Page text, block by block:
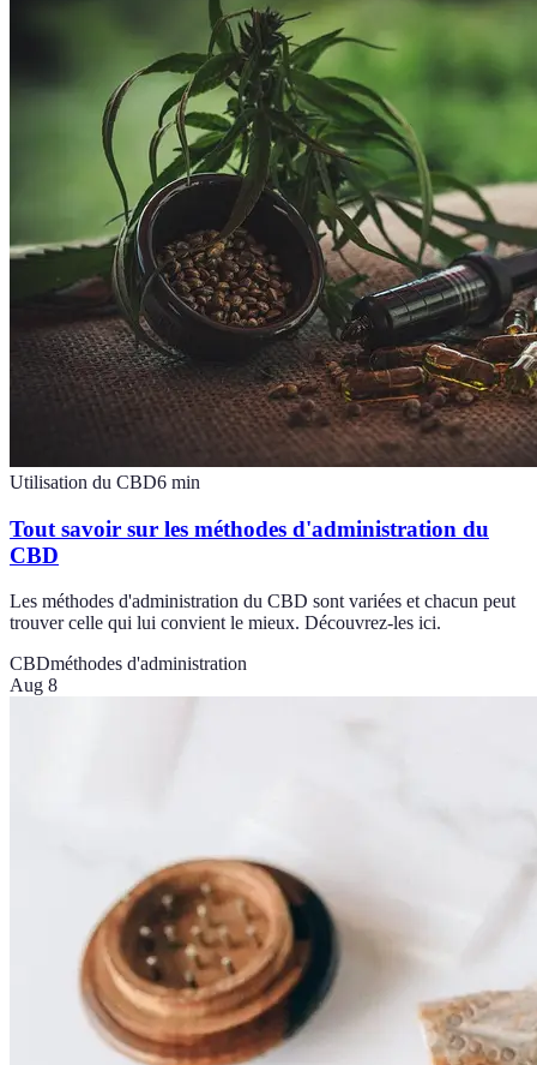
Utilisation du CBD6 min
Tout savoir sur les méthodes d'administration du
CBD
Les méthodes d'administration du CBD sont variées et chacun peut
trouver celle qui lui convient le mieux. Découvrez-les ici.
CBDméthodes d'administration
Aug 8